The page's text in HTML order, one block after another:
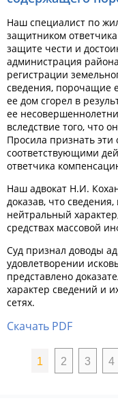
Наш специалист по
защитником
защите чести и
администрация
регистрации
сведения, порочащие
ее дом сгорел в
ее
вследствие того, что
Просила признать
соответствующими
ответчика
Наш адвокат Н.И.
доказав, что
нейтральный
средствах массовой
Суд признал доводы
удовлетворении
представлено
характер сведений и
сетях.
Скачать PDF
1 2 3 4